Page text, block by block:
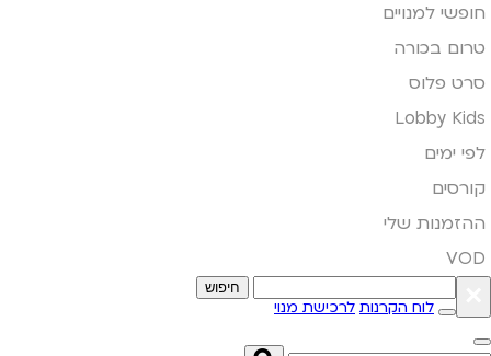
חופשי למנויים
טרום בכורה
סרט פלוס
Lobby Kids
לפי ימים
קורסים
ההזמנות שלי
VOD
חיפוש
לוח הקרנות לרכישת מנוי